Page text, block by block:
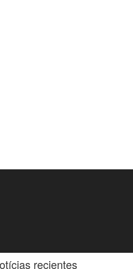
recientes